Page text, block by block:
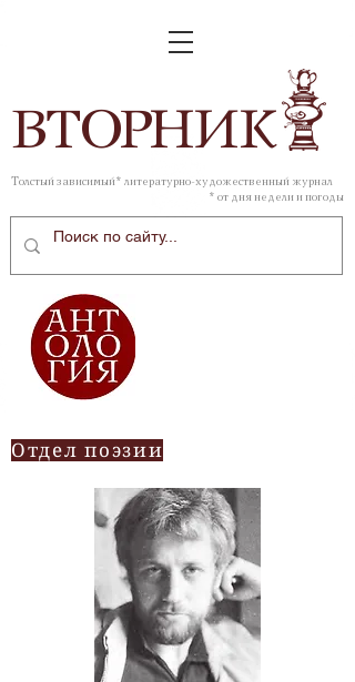
ВТОРНИК
Толстый зависимый* литературно-художественный журнал
* от дня недели и погоды
Отдел поэзии